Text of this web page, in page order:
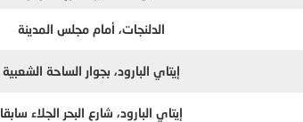
الدلنجات، أمام مجلس المدينة
إيتاي البارود، بجوار الساحة الشعبية
إيتاي البارود، شارع البحر الجلاء سابقا